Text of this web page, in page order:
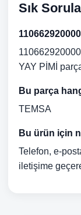
Sık
YAY PİMİ
Bu parça
TEMSA
Bu ürün için
Telefon, e-
iletişime